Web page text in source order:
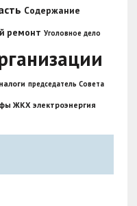
Содержание
ремонт Уголовное дело
налоги председатель Совета
ЖКХ электроэнергия